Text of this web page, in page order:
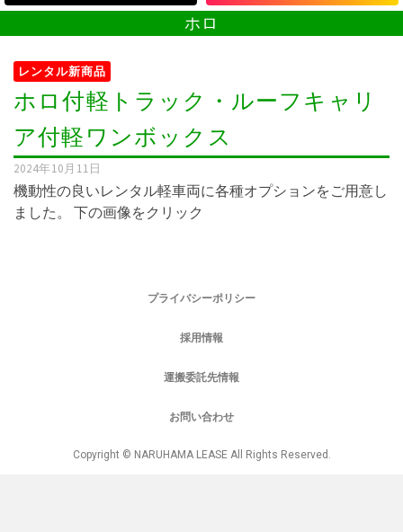
ホロ
レンタル新商品
ホロ付軽トラック・ルーフキャリ
ア付軽ワンボックス
2024年10月11日
機動性の良いレンタル軽車両に各種オプションをご用意し
ました。 下の画像をクリック
プライバシーポリシー
採用情報
運搬委託先情報
お問い合わせ
Copyright © NARUHAMA LEASE All Rights Reserved.